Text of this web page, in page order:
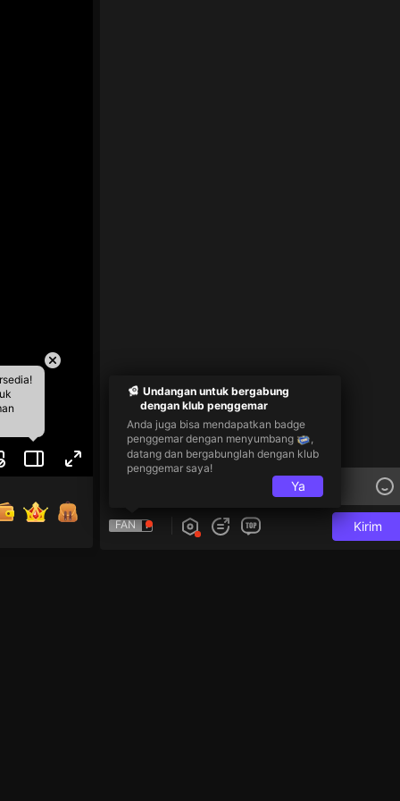
FAN Kirim
Undangan untuk bergabung
dengan klub penggemar
Anda juga bisa mendapatkan badge
penggemar dengan menyumbang
datang dan bergabunglah dengan klub
penggemar saya!
Ya